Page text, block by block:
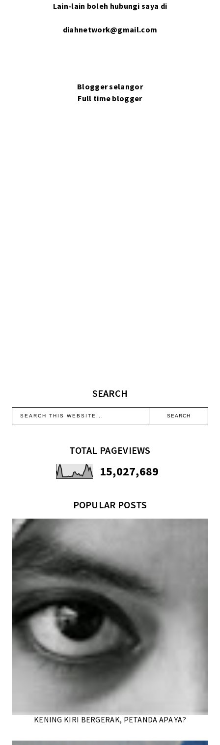
Lain-lain boleh hubungi saya di
diahnetwork@gmail.com
Blogger selangor
Full time blogger
SEARCH
TOTAL PAGEVIEWS
15,027,689
POPULAR POSTS
KENING KIRI BERGERAK, PETANDA APA YA?